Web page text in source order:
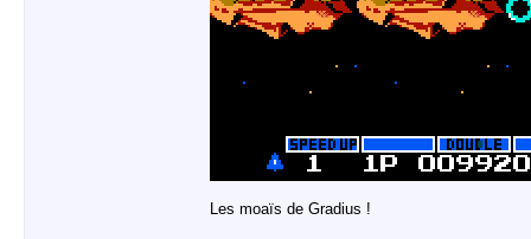
Les moaïs de Gradius !